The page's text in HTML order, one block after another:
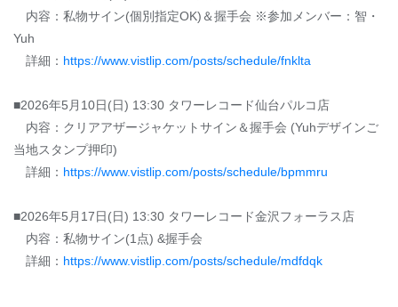
内容：私物サイン(個別指定OK)＆握手会 ※参加メンバー：智・
Yuh
詳細： https://www.vistlip.com/posts/schedule/fnklta
■2026年5月10日(日) 13:30 タワーレコード仙台パルコ店
内容：クリアアザージャケットサイン＆握手会 (Yuhデザインご
当地スタンプ押印)
詳細： https://www.vistlip.com/posts/schedule/bpmmru
■2026年5月17日(日) 13:30 タワーレコード金沢フォーラス店
内容：私物サイン(1点) &握手会
詳細： https://www.vistlip.com/posts/schedule/mdfdqk